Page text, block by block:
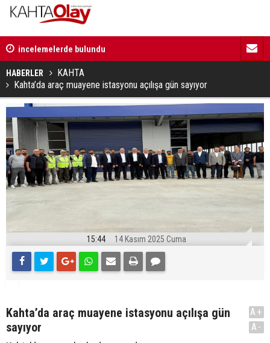
12:01 | Milletvekili Şan: “Bu süreç birlik ve beraberliği
güçlendirecektir”
11:59 |
HABERLER
KAHTA
Kahta’da araç muayene istasyonu açılışa gün sayıyor
15:44 14 Kasım 2025 Cuma
Kahta’da araç muayene istasyonu açılışa gün
sayıyor
A+
A-